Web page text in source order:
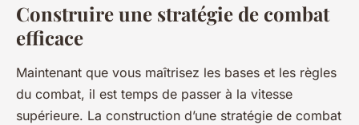
Construire une stratégie de combat
efficace
Maintenant que vous maîtrisez les bases et les règles
du combat, il est temps de passer à la vitesse
supérieure. La construction d’une stratégie de combat